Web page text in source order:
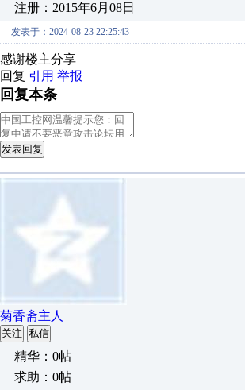
注册：2015年6月08日
发表于：2024-08-23 22:25:43
感谢楼主分享
回复 引用 举报
回复本条
发表回复
菊香斋主人
关注 私信
精华：0帖
求助：0帖